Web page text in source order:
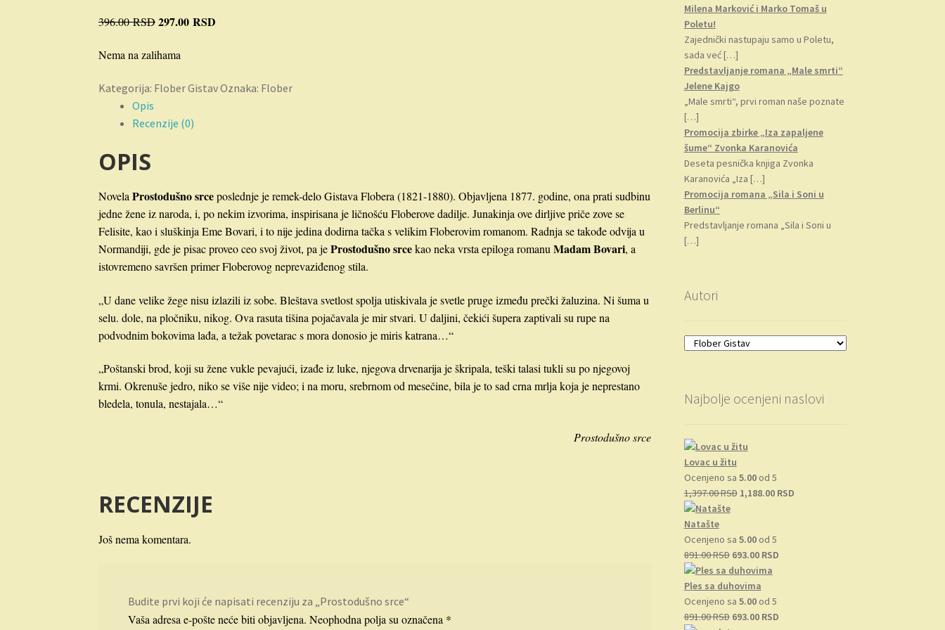
396.00RSDOriginalna
je
396.00 RSD.
297.00RSD
Nema na zalihama
Kategorija: Flober GistavOznaka: Flober
Opis
Recenzije (0)
OPIS
NovelaProstodušno srceposlednje je remek-delo Gistava Flobera (1821-1880). Objavljena 1877. godine, ona prati sudbinu
jedne žene iz naroda, i, po nekim izvorima, inspirisana je ličnošću Floberove dadilje. Junakinja ove dirljive priče zove se
Felisite, kao i sluškinja Eme Bovari, i to nije jedina dodirna tačka s velikim Floberovim romanom. Radnja se takođe odvija u
Normandiji, gde je pisac proveo ceo svoj život, pa jeProstodušno srcekao neka vrsta epiloga romanuMadam Bovari, a
istovremeno savršen primer Floberovog neprevaziđenog stila.
„U dane velike žege nisu izlazili iz sobe. Bleštava svetlost spolja utiskivala je svetle pruge između prečki žaluzina. Ni šuma u
selu. dole, na pločniku, nikog. Ova rasuta tišina pojačavala je mir stvari. U daljini, čekići šupera zaptivali su rupe na
podvodnim bokovima lađa, a težak povetarac s mora donosio je miris katrana…“
„Poštanski brod, koji su žene vukle pevajući, izađe iz luke, njegova drvenarija je škripala, teški talasi tukli su po njegovoj
krmi. Okrenuše jedro, niko se više nije video; i na moru, srebrnom od mesečine, bila je to sad crna mrlja koja je neprestano
bledela, tonula, nestajala…“
Prostodušno srce
RECENZIJE
Još nema komentara.
Budite prvi koji će napisati recenziju za „Prostodušno srce“
Vaša adresa e-pošte neće biti objavljena. Neophodna polja su označena *
Milena Marković i Marko Tomaš u
Poletu!
Zajednički nastupaju samo u Poletu,
sada već[…]
Predstavljanje romana „Male smrti“
Jelene Kajgo
„Male smrti“, prvi roman naše poznate
[…]
Promocija zbirke „Iza zapaljene
šume“ Zvonka Karanovića
Deseta pesnička knjiga Zvonka
Karanovića „Iza […]
Promocija romana „Sila i Soni u
Berlinu“
Predstavljanje romana „Sila i Soni u
[…]
Autori
Najbolje ocenjeni naslovi
Lovac u žitu
Ocenjeno sa 5.00od 5
1,397.00RSD Originalna
bila:
1,397.00 RSD.
1,188.00 RSDTrenutna
Natašte
Ocenjeno sa 5.00od 5
891.00RSD Originalna
cena
je
bila:
891.00 RSD.
693.00 RSDTrenutna
Ples sa duhovima
Ocenjeno sa 5.00od 5
891.00RSD Originalna
693.00 RSDTrenutna